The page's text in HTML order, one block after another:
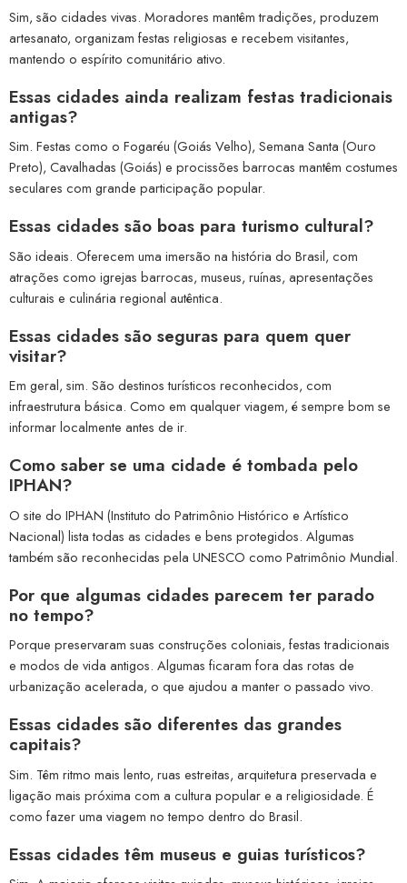
Sim, são cidades vivas. Moradores mantêm tradições, produzem
artesanato, organizam festas religiosas e recebem visitantes,
mantendo o espírito comunitário ativo.
Essas cidades ainda realizam festas tradicionais
antigas?
Sim. Festas como o Fogaréu (Goiás Velho), Semana Santa (Ouro
Preto), Cavalhadas (Goiás) e procissões barrocas mantêm costumes
seculares com grande participação popular.
Essas cidades são boas para turismo cultural?
São ideais. Oferecem uma imersão na história do Brasil, com
atrações como igrejas barrocas, museus, ruínas, apresentações
culturais e culinária regional autêntica.
Essas cidades são seguras para quem quer
visitar?
Em geral, sim. São destinos turísticos reconhecidos, com
infraestrutura básica. Como em qualquer viagem, é sempre bom se
informar localmente antes de ir.
Como saber se uma cidade é tombada pelo
IPHAN?
O site do IPHAN (Instituto do Patrimônio Histórico e Artístico
Nacional) lista todas as cidades e bens protegidos. Algumas
também são reconhecidas pela UNESCO como Patrimônio Mundial.
Por que algumas cidades parecem ter parado
no tempo?
Porque preservaram suas construções coloniais, festas tradicionais
e modos de vida antigos. Algumas ficaram fora das rotas de
urbanização acelerada, o que ajudou a manter o passado vivo.
Essas cidades são diferentes das grandes
capitais?
Sim. Têm ritmo mais lento, ruas estreitas, arquitetura preservada e
ligação mais próxima com a cultura popular e a religiosidade. É
como fazer uma viagem no tempo dentro do Brasil.
Essas cidades têm museus e guias turísticos?